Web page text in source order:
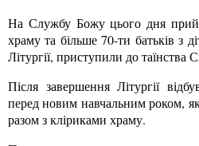
На Службу Божу цього дня
храму та більше 70-ти батьків з
Літургії, приступили до таїнства
Після завершення Літургії
перед новим навчальним роком,
разом з кліриками храму.